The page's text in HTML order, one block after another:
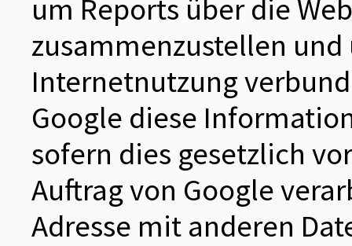
um Reports über die
zusammenzustellen
Internetnutzung
Google diese
sofern dies gesetzlich
Auftrag von Google
Adresse mit anderen